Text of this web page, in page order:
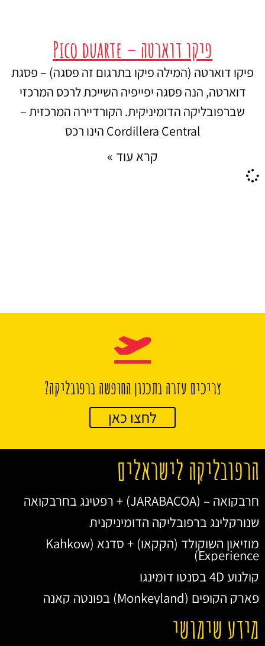
פיקו דוארטה – Pico duarte
פיקו דוארטה (המילה פיקו בתרגום זה פסגה) – פסגת
דוארטה, הנה פסגה יפייפיה השייכת לרכס המרכזי
שברפובליקה הדומיניקית. הקורדיירה המרכזית –
Cordillera Central הינו רכס
קרא עוד »
צריכים עזרה בתכנון החופשה ברפובליקה?
לחצו כאן
הרפובליקה לישראלים
חרבקואה – (JARABACOA) + רפטינג בחרבקואה
שנורקלינג ברפובליקה הדומיניקנית
מוזיאון השוקולד (הקקאו) + סדנא (Kahkow
Experience)
קולנוע 4D בסנטו דומינגו
פארק הקופים (Monkeyland) בפונטה קאנה
מידע שימושי